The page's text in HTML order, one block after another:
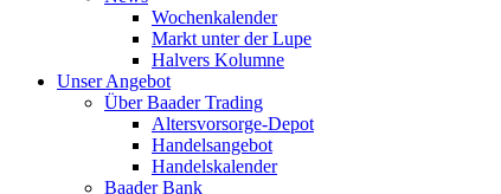
Wochenkalender
Markt unter der Lupe
Halvers Kolumne
Unser Angebot
Über Baader Trading
Altersvorsorge-Depot
Handelsangebot
Handelskalender
Baader Bank